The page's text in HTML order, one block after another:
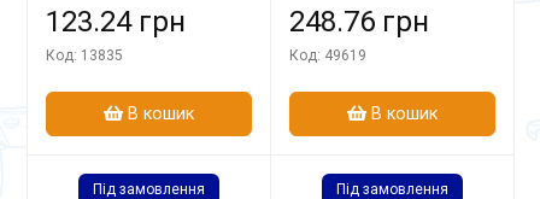
16х12х100 Т5К10
123.24 грн
Код: 13835
В кошик
16х16х120 ВК8
248.76 грн
Код: 49619
В кошик
Під замовлення Під замовлення